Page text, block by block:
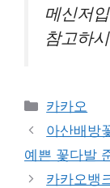
메신저
참고하
카
테
고
리
카카오
아산배방
예쁜 꽃다발
카카오뱅